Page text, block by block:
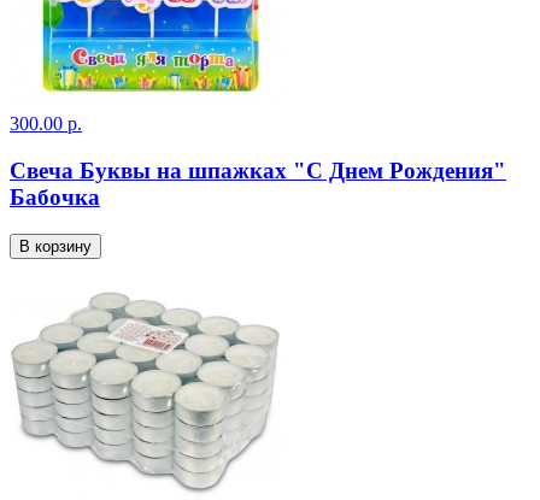
300.00 р.
Свеча Буквы на шпажках "С Днем Рождения"
Бабочка
В корзину